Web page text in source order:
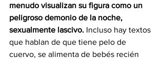
menudo visualizan su figura como un
peligroso demonio de la noche,
sexualmente lascivo. Incluso hay textos
que hablan de que tiene pelo de
cuervo, se alimenta de bebés recién